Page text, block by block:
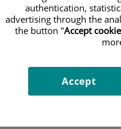
Horario
authentication,
advertising through the
the button "Accept
Accept